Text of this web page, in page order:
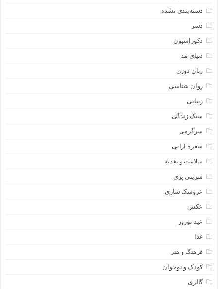
دسته‌بندی نشده
دسر
دکوراسیون
دنیای مد
ربان دوزی
روان شناسی
زیبایی
سبک زندگی
سرگرمی
سفره آرایی
سلامت و تغذیه
شرینی پزی
عروسک سازی
عکس
عید نوروز
غذا
فرهنگ و هنر
کودک و نوجوان
گالری